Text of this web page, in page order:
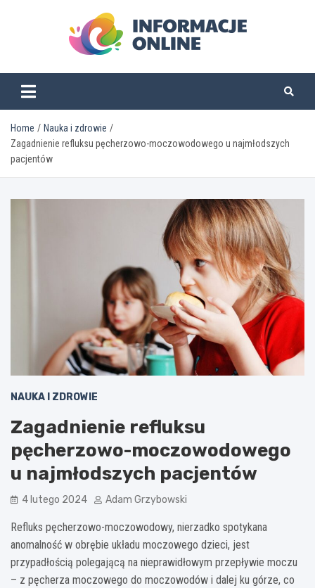
informacjeonline.pl
Home
Nauka i zdrowie
Zagadnienie refluksu pęcherzowo-moczowodowego u najmłodszych
pacjentów
NAUKA I ZDROWIE
Zagadnienie refluksu
pęcherzowo-moczowodowego
u najmłodszych pacjentów
4 lutego 2024 Adam Grzybowski
Refluks pęcherzowo-moczowodowy, nierzadko spotykana
anomalność w obrębie układu moczowego dzieci, jest
przypadłością polegającą na nieprawidłowym przepływie moczu
– z pęcherza moczowego do moczowodów i dalej ku górze, co